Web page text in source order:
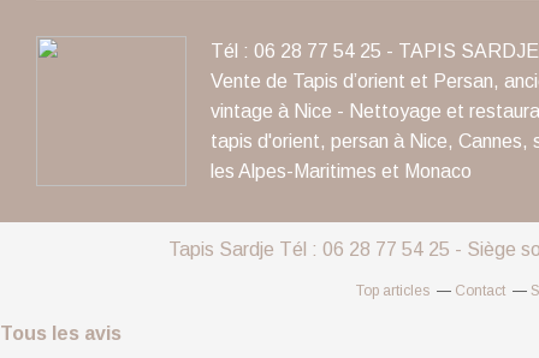
Tél : 06 28 77 54 25 - TAPIS
Vente de Tapis d’orient et Persan,
vintage à Nice - Nettoyage et
tapis d'orient, persan à Nice, Cannes,
les Alpes-Maritimes et Monaco
Tapis Sardje Tél : 06 28 77 54 25 - Siège
Top articles Contact
Tous les avis